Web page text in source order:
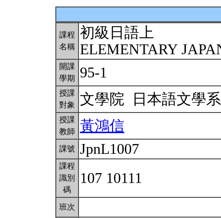
課程
名稱
初級日語上
ELEMENTARY
開課
學期
95-1
授課
對象
文學院 日本語文學
授課
教師
黃鴻信
課號 JpnL1007
課程
識別
碼
107 10111
班次